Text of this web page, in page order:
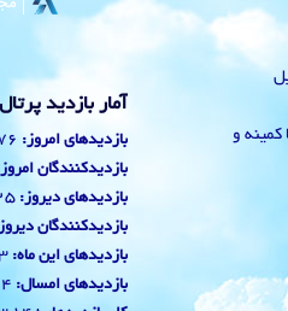
با کمینه و
آمار بازدید پرتال
بازدیدهای امروز:
بازدیدکنندگان
بازدیدهای دیروز:
بازدیدکنندگان
بازدیدهای این ماه:
بازدیدهای امسال: